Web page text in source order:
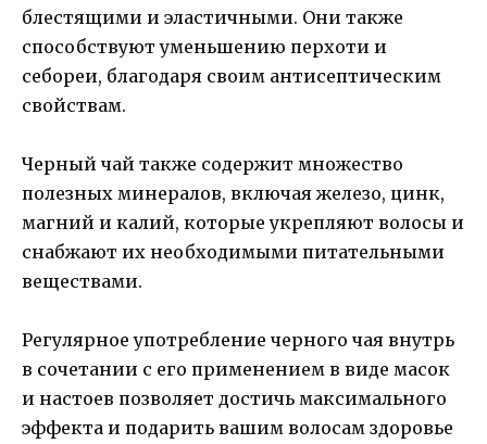
блестящими и эластичными. Они также
способствуют уменьшению перхоти и
себореи, благодаря своим антисептическим
свойствам.
Черный чай также содержит множество
полезных минералов, включая железо, цинк,
магний и калий, которые укрепляют волосы и
снабжают их необходимыми питательными
веществами.
Регулярное употребление черного чая внутрь
в сочетании с его применением в виде масок
и настоев позволяет достичь максимального
эффекта и подарить вашим волосам здоровье